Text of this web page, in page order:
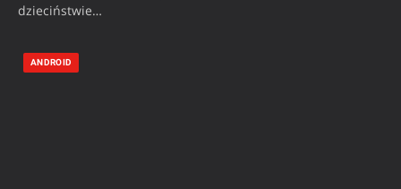
dzieciństwie…
ANDROID